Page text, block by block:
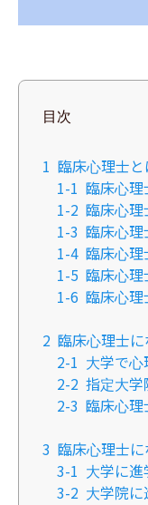
目次
1 臨床心理士と
1-1 臨床心理
1-2 臨床心
1-3 臨床心理
1-4 臨床心
1-5 臨床心
1-6 臨床心
2 臨床心理士
2-1 大学で
2-2 指定大学
2-3 臨床心理
3 臨床心理士
3-1 大学に進
3-2 大学院に